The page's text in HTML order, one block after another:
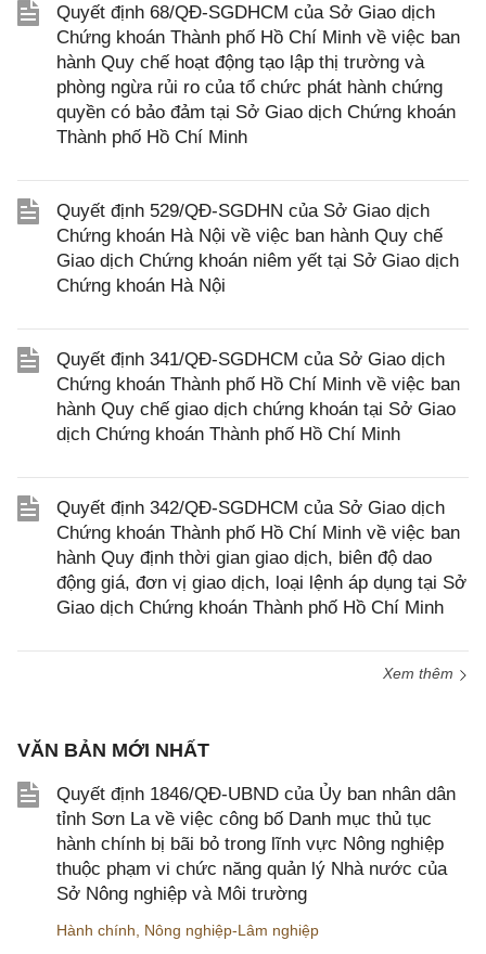
Quyết định 68/QĐ-SGDHCM của Sở Giao dịch
Chứng khoán Thành phố Hồ Chí Minh về việc ban
hành Quy chế hoạt động tạo lập thị trường và
phòng ngừa rủi ro của tổ chức phát hành chứng
quyền có bảo đảm tại Sở Giao dịch Chứng khoán
Thành phố Hồ Chí Minh
Quyết định 529/QĐ-SGDHN của Sở Giao dịch
Chứng khoán Hà Nội về việc ban hành Quy chế
Giao dịch Chứng khoán niêm yết tại Sở Giao dịch
Chứng khoán Hà Nội
Quyết định 341/QĐ-SGDHCM của Sở Giao dịch
Chứng khoán Thành phố Hồ Chí Minh về việc ban
hành Quy chế giao dịch chứng khoán tại Sở Giao
dịch Chứng khoán Thành phố Hồ Chí Minh
Quyết định 342/QĐ-SGDHCM của Sở Giao dịch
Chứng khoán Thành phố Hồ Chí Minh về việc ban
hành Quy định thời gian giao dịch, biên độ dao
động giá, đơn vị giao dịch, loại lệnh áp dụng tại Sở
Giao dịch Chứng khoán Thành phố Hồ Chí Minh
Xem thêm
VĂN BẢN MỚI NHẤT
Quyết định 1846/QĐ-UBND của Ủy ban nhân dân
tỉnh Sơn La về việc công bố Danh mục thủ tục
hành chính bị bãi bỏ trong lĩnh vực Nông nghiệp
thuộc phạm vi chức năng quản lý Nhà nước của
Sở Nông nghiệp và Môi trường
Hành chính, Nông nghiệp-Lâm nghiệp